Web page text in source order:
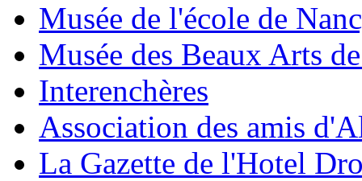
Musée de l'école de
Musée des Beaux Arts
Interenchères
Association des amis
La Gazette de l'Hotel